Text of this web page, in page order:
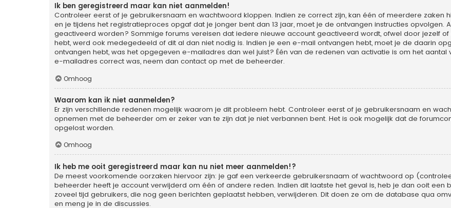
Ik ben geregistreerd maar kan niet aanmelden!
Controleer eerst of je gebruikersnaam en wachtwoord kloppen. Indien ze correct zijn, kan één of meerdere zaken
en je tijdens het registratieproces opgaf dat je jonger bent dan 13 jaar, moet je de ontvangen instructies opvolgen.
geactiveerd worden? Sommige forums vereisen dat iedere nieuwe account geactiveerd wordt, ofwel door jezelf
hebt, werd ook medegedeeld of dit al dan niet nodig is. Indien je een e-mail ontvangen hebt, moet je de daarin
ontvangen hebt, was het opgegeven e-mailadres dan wel juist? Één van de redenen van activatie is om het
e-mailadres correct was, neem dan contact op met de beheerder.
Omhoog
Waarom kan ik niet aanmelden?
Er zijn verschillende redenen mogelijk waarom je dit probleem hebt. Controleer eerst of je gebruikersnaam en
opnemen met de beheerder om er zeker van te zijn dat je niet verbannen bent. Het is ook mogelijk dat de
opgelost worden.
Omhoog
Ik heb me ooit geregistreerd maar kan nu niet meer aanmelden!?
De meest voorkomende oorzaken hiervoor zijn: je gaf een verkeerde gebruikersnaam of wachtwoord op
beheerder heeft je account verwijderd om één of andere reden. Indien dit laatste het geval is, heb je dan ooit een
zoveel tijd gebruikers, die nog geen berichten geplaatst hebben, verwijderen. Dit doen ze om de database qua
en meng je in de discussies.